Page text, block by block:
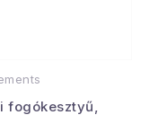
fogókesztyű,